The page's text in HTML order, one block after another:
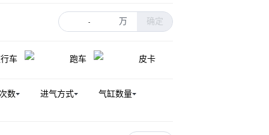
- 万 确定
车 跑车
皮卡
数 进气方式
气缸数量